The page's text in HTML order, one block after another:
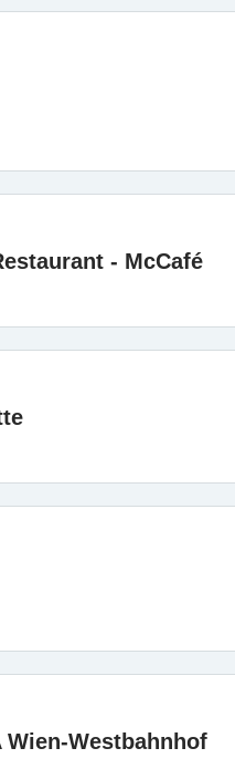
- McCafé
Wien-Westbahnhof